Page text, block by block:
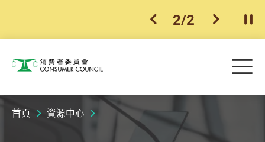
上一個
2/2 下一個開
消費者委員會 目
首頁 資源中心